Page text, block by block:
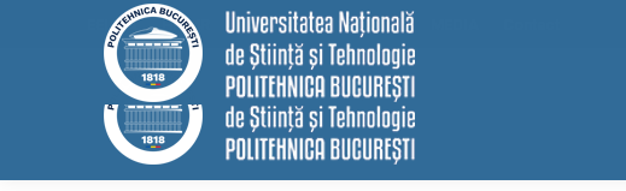
EELISA HRS4R Internațional ALUMNI